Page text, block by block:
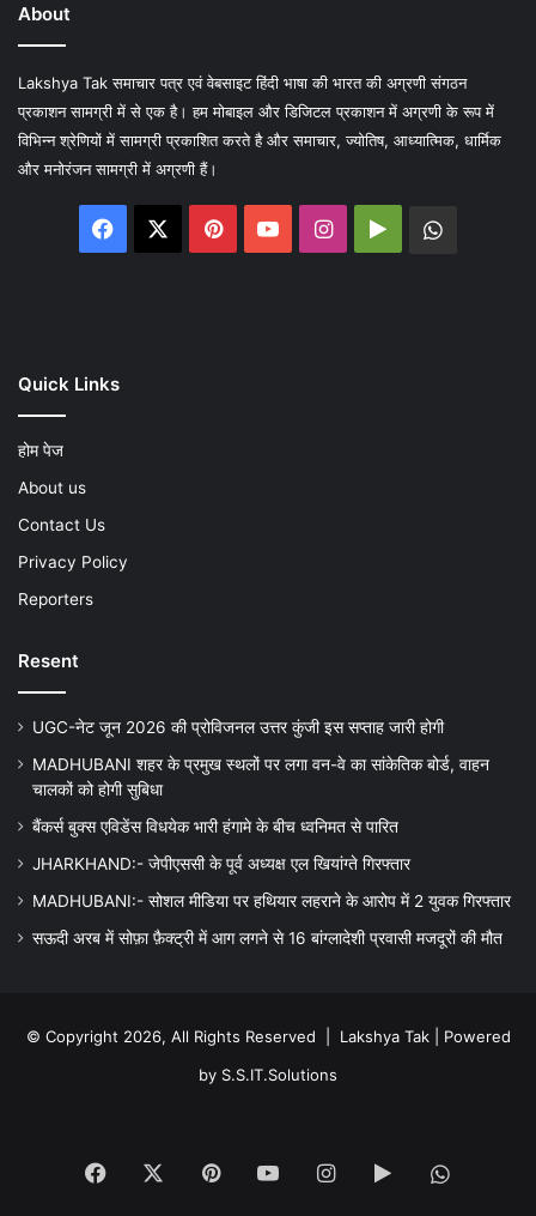
About
Lakshya Tak समाचार पत्र एवं वेबसाइट हिंदी भाषा की भारत की अग्रणी संगठन
प्रकाशन सामग्री में से एक है। हम मोबाइल और डिजिटल प्रकाशन में अग्रणी के रूप में
विभिन्न श्रेणियों में सामग्री प्रकाशित करते है और समाचार, ज्योतिष, आध्यात्मिक, धार्मिक
और मनोरंजन सामग्री में अग्रणी हैं।
Facebook PinterestYouTubeInstagram
Google
Quick Links
होम पेज
About us
Contact Us
Privacy Policy
Reporters
Resent
UGC-नेट जून 2026 की प्रोविजनल उत्तर कुंजी इस सप्ताह जारी होगी
MADHUBANI शहर के प्रमुख स्थलों पर लगा वन-वे का सांकेतिक बोर्ड, वाहन
चालकों को होगी सुबिधा
बैंकर्स बुक्स एविडेंस विधयेक भारी हंगामे के बीच ध्वनिमत से पारित
JHARKHAND:- जेपीएससी के पूर्व अध्यक्ष एल खियांग्ते गिरफ्तार
MADHUBANI:- सोशल मीडिया पर हथियार लहराने के आरोप में 2 युवक गिरफ्तार
सऊदी अरब में सोफ़ा फ़ैक्ट्री में आग लगने से 16 बांग्लादेशी प्रवासी मजदूरों की मौत
© Copyright 2026, All Rights Reserved | Lakshya Tak| Powered
by S.S.IT.Solutions
Facebook PinterestYouTubeInstagram
Google